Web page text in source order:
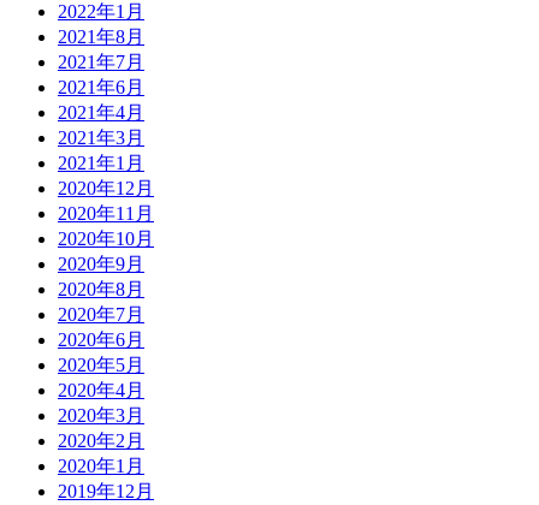
2022年1月
2021年8月
2021年7月
2021年6月
2021年4月
2021年3月
2021年1月
2020年12月
2020年11月
2020年10月
2020年9月
2020年8月
2020年7月
2020年6月
2020年5月
2020年4月
2020年3月
2020年2月
2020年1月
2019年12月